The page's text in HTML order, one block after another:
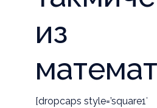
из
[dropcaps style=’square1′